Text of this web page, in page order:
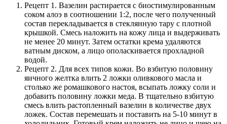
Рецепт 1. Вазелин растирается с биостимулированным
соком алоэ в соотношении 1:2, после чего полученный
состав перекладывается в стеклянную тару с плотной
крышкой. Смесь наложить на кожу лица и выдерживать
не менее 20 минут. Затем остатки крема удаляются
ватным диском, а лицо ополаскивается прохладной
водой.
Рецепт 2. Для всех типов кожи. Во взбитую половину
яичного желтка влить 2 ложки оливкового масла и
столько же ромашкового настоя, всыпать ложку соли и
добавить половину ложки меда. В тщательно взбитую
смесь влить растопленный вазелин в количестве двух
ложек. Состав перемешать и поставить на 5-10 минут в